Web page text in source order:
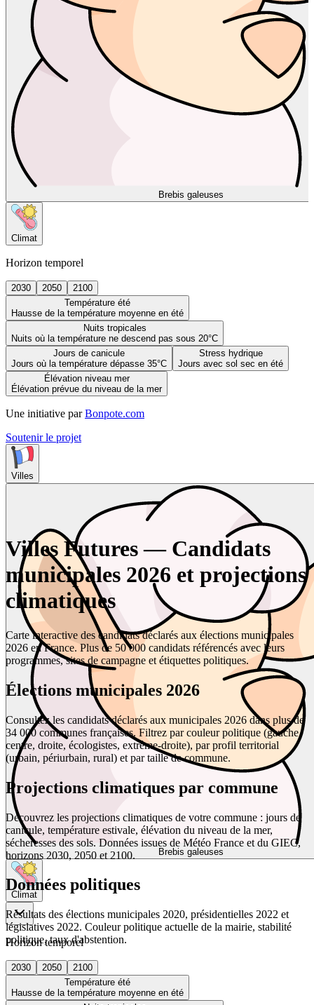
Brebis galeuses
Climat
Horizon temporel
2030 2050
2100
Température été
Hausse de la température moyenne en été
Nuits tropicales
Nuits où la température ne descend pas sous 20°C
Jours de canicule
Jours où la température dépasse 35°C
Stress hydrique
Jours avec sol sec en été
Élévation niveau mer
Élévation prévue du niveau de la mer
Une initiative par Bonpote.com
Soutenir le projet
Villes
Brebis galeuses
Climat
Horizon temporel
2030 2050
2100
Température été
Hausse de la température moyenne en été
Villes Futures — Candidats
municipales 2026 et projections
climatiques
Carte interactive des candidats déclarés aux élections municipales
2026 en France. Plus de 50 000 candidats référencés avec leurs
programmes, sites de campagne et étiquettes politiques.
Élections municipales 2026
Consultez les candidats déclarés aux municipales 2026 dans plus de
34 000 communes françaises. Filtrez par couleur politique (gauche,
centre, droite, écologistes, extrême-droite), par profil territorial
(urbain, périurbain, rural) et par taille de commune.
Projections climatiques par commune
Découvrez les projections climatiques de votre commune : jours de
canicule, température estivale, élévation du niveau de la mer,
sécheresses des sols. Données issues de Météo France et du GIEC,
horizons 2030, 2050 et 2100.
Données politiques
Résultats des élections municipales 2020, présidentielles 2022 et
législatives 2022. Couleur politique actuelle de la mairie, stabilité
politique, taux d'abstention.